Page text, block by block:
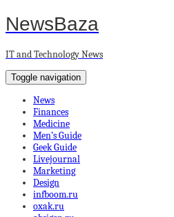
NewsBaza
IT and Technology News
Toggle navigation
News
Finances
Medicine
Men’s Guide
Geek Guide
Livejournal
Marketing
Design
infboom.ru
oxak.ru